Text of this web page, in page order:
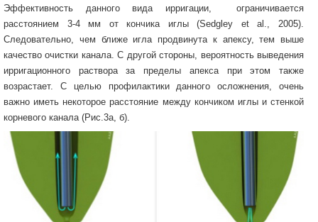
Эффективность данного вида ирригации, ограничивается
расстоянием 3-4 мм от кончика иглы (Sedgley et al., 2005).
Следовательно, чем ближе игла продвинута к апексу, тем выше
качество очистки канала. С другой стороны, вероятность выведения
ирригационного раствора за пределы апекса при этом также
возрастает. С целью профилактики данного осложнения, очень
важно иметь некоторое расстояние между кончиком иглы и стенкой
корневого канала (Рис.3а, б).